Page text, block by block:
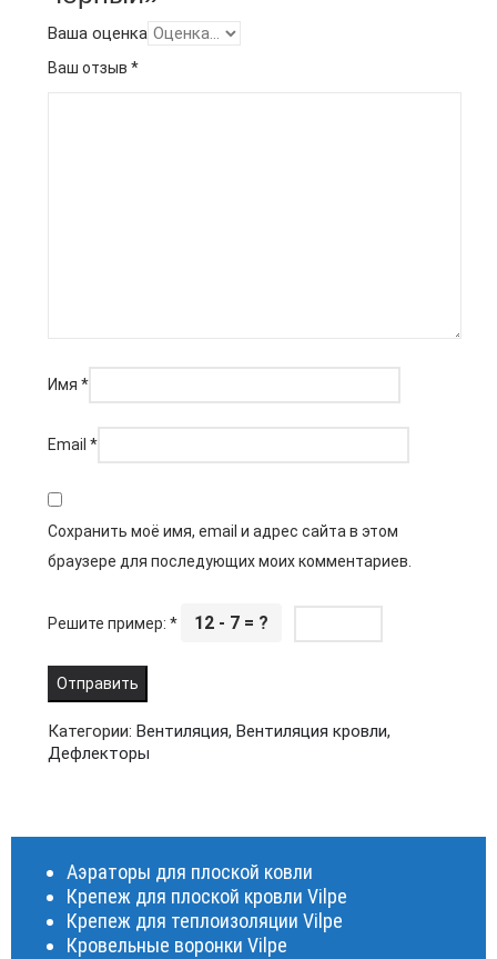
Ваша оценка
Ваш отзыв *
Имя *
Email *
Сохранить моё имя, email и адрес сайта в этом
браузере для последующих моих комментариев.
Решите пример: * 12 - 7 = ?
Категории: Вентиляция, Вентиляция кровли,
Дефлекторы
Аэраторы для плоской ковли
Крепеж для плоской кровли Vilpe
Крепеж для теплоизоляции Vilpe
Кровельные воронки Vilpe